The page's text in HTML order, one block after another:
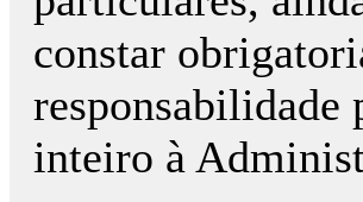
constar
responsabilidade
inteiro à